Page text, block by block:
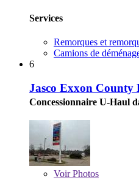
Services
Remorques et
Camions de
6
Jasco Exxon County
Concessionnaire U-Haul
VoirPhotos